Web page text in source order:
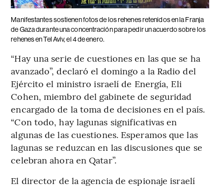
Manifestantes sostienen fotos de los rehenes retenidos en la Franja
de Gaza durante una concentración para pedir un acuerdo sobre los
rehenes en Tel Aviv, el 4 de enero.
“Hay una serie de cuestiones en las que se ha
avanzado”, declaró el domingo a la Radio del
Ejército el ministro israelí de Energía, Eli
Cohen, miembro del gabinete de seguridad
encargado de la toma de decisiones en el país.
“Con todo, hay lagunas significativas en
algunas de las cuestiones. Esperamos que las
lagunas se reduzcan en las discusiones que se
celebran ahora en Qatar”.
El director de la agencia de espionaje israelí